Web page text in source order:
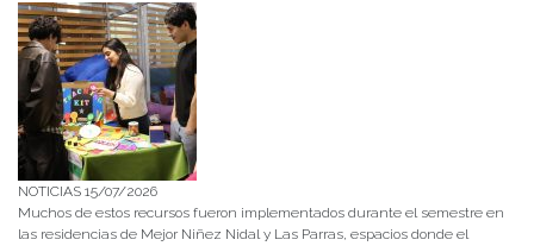
NOTICIAS 15/07/2026
Muchos de estos recursos fueron implementados durante el semestre en
las residencias de Mejor Niñez Nidal y Las Parras, espacios donde el